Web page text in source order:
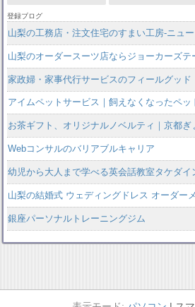
登録ブログ
山梨の工務店・注文住宅のすまい工房-ニュ
山梨のオーダースーツ店ならジョーカーズテ
家政婦・家事代行サービスのフィールグッド
アイムペットサービス｜飼えなくなったペッ
お茶ギフト、オリジナルノベルティ｜京都ぎ
Webコンサルのバリアブルキャリア
幼児から大人まで学べる英会話教室タケダ
山梨の結婚式 ウェディングドレス オーダー
銀座パーソナルトレーニングジム